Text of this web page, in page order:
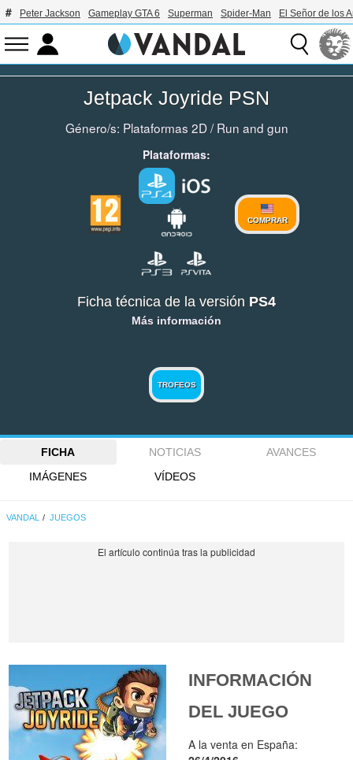
Peter Jackson Gameplay GTA 6 Superman Spider-Man El Señor de los
Jetpack Joyride PSN
Género/s: Plataformas 2D/Run and gun
Plataformas:
COMPRAR
Ficha técnica de la versión PS4
Más información
TROFEOS
FICHA NOTICIAS
AVANCES
IMÁGENES
VÍDEOS
VANDAL JUEGOS
INFORMACIÓN
DEL JUEGO
A la venta en España: